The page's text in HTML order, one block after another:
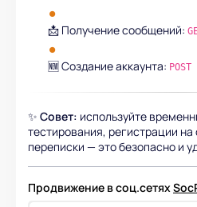
📩 Получение сообщений:
🆕 Создание аккаунта:
✨ Совет: используйте
тестирования, регистрации на
переписки — это безопасно и
Продвижение в соц.сетях